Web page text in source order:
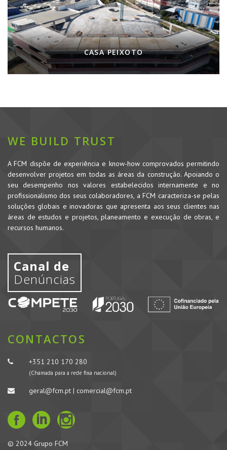
CASA PEIXOTO
WE BUILD TRUST
A FCM dispõe de experiência e know-how comprovados permitindo
desenvolver projetos em todas as áreas da construção. Apoiando o
seu desempenho nos valores estabelecidos internamente e no
profissionalismo dos seus colaboradores, a FCM caracteriza-se pelas
soluções globais e inovadoras que apresenta aos seus clientes nas
áreas de estudos e projetos, planeamento e execução de obras, e
recursos humanos.
Canal de
Denúncias
CONTACTOS
+351 210 170 280
(Chamada para a rede fixa nacional)
geral@fcm.pt | comercial@fcm.pt
© 2024 Grupo FCM